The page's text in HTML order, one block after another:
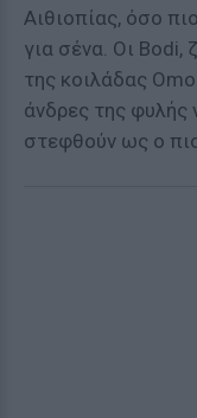
Αιθιοπίας, όσο
για σένα. Οι Bodi,
της κοιλάδας
άνδρες της φυλής
στεφθούν ως ο